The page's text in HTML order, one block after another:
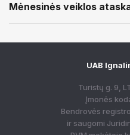
Mėnesinės veiklos
UAB
Turistų g. 9,
Įmonės
Bendrovės
ir saugomi